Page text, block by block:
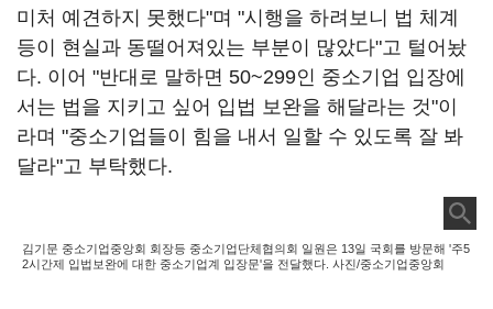
미처 예견하지 못했다"며 "시행을 하려보니 법 체계
등이 현실과 동떨어져있는 부분이 많았다"고 털어놨
다. 이어 "반대로 말하면 50~299인 중소기업 입장에
서는 법을 지키고 싶어 입법 보완을 해달라는 것"이
라며 "중소기업들이 힘을 내서 일할 수 있도록 잘 봐
달라"고 부탁했다.
김기문 중소기업중앙회 회장등 중소기업단체협의회 일원은 13일 국회를 방문해 '주5
2시간제 입법보완에 대한 중소기업계 입장문'을 전달했다. 사진/중소기업중앙회